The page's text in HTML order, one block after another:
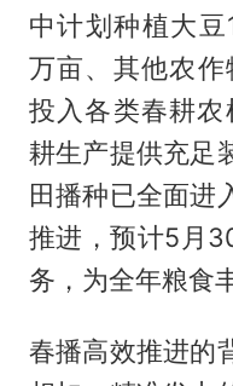
中计划种植大豆
万亩、其他农作
投入各类春耕农
耕生产提供充足
田播种已全面进
推进，预计5月
务，为全年粮食
春播高效推进的